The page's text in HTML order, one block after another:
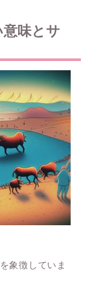
味とサ
象徴していま